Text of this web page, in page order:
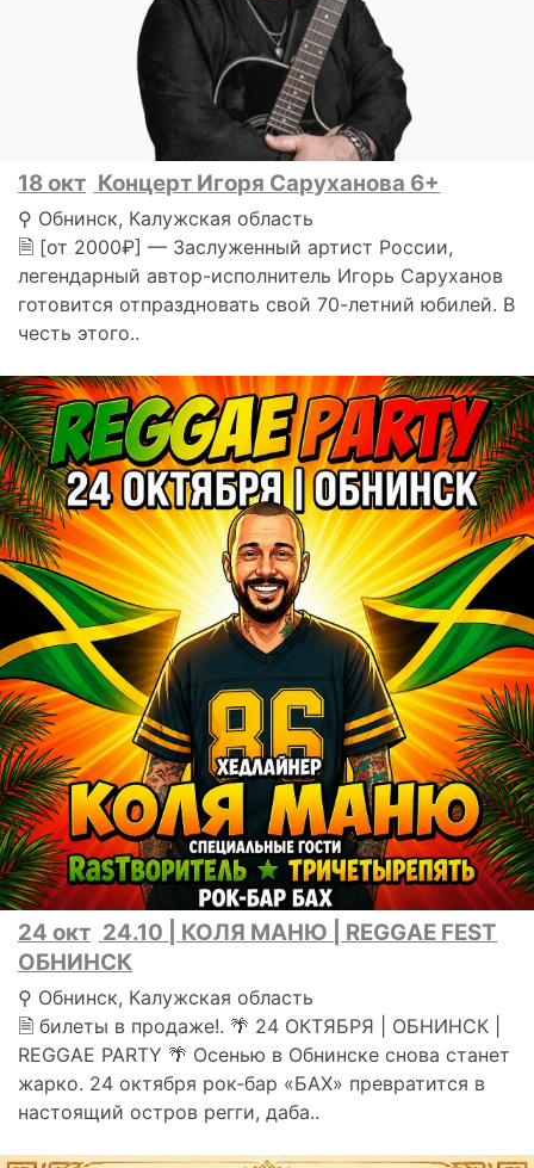
18 окт Концерт Игоря Саруханова 6+
⚲ Обнинск, Калужская область
🗎 [от 2000₽] — Заслуженный артист России,
легендарный автор-исполнитель Игорь Саруханов
готовится отпраздновать свой 70-летний юбилей. В
честь этого..
24 окт 24.10 | КОЛЯ МАНЮ | REGGAE FEST
ОБНИНСК
⚲ Обнинск, Калужская область
🗎 билеты в продаже!. 🌴 24 ОКТЯБРЯ | ОБНИНСК |
REGGAE PARTY 🌴 Осенью в Обнинске снова станет
жарко. 24 октября рок-бар «БАХ» превратится в
настоящий остров регги, даба..